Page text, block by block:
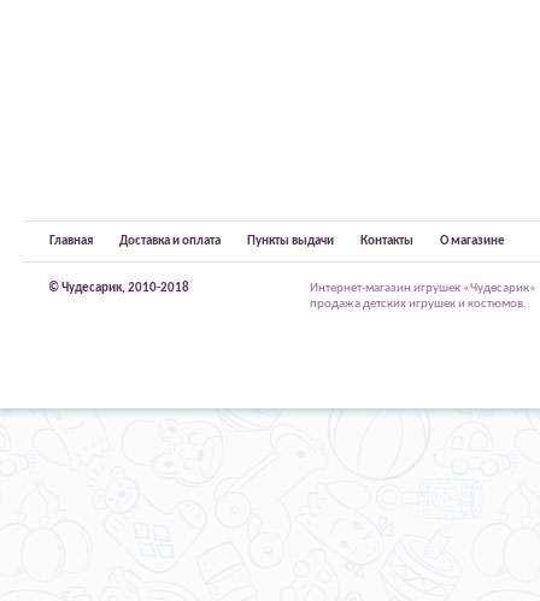
Главная Доставка и оплата Пункты выдачи Контакты О магазине
© Чудесарик, 2010-2018
Интернет-магазин игрушек
продажа детских игрушек и костюмов.